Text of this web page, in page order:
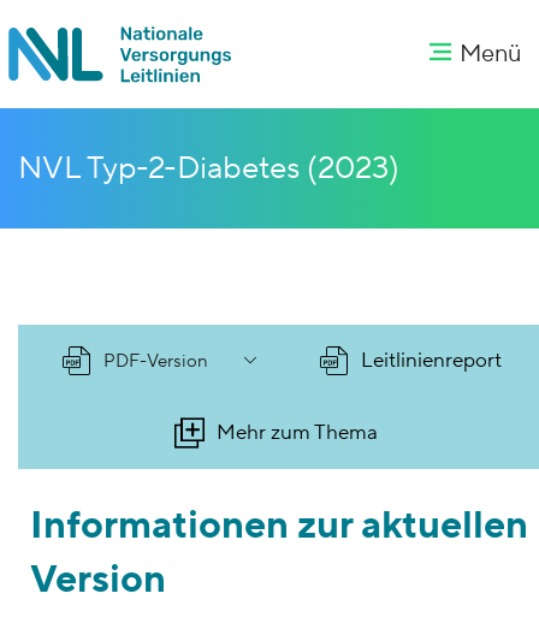
Menü
NVL Typ-2-Diabetes (2023)
PDF-Version Leitlinienreport
Mehr zum Thema
Informationen zur aktuellen
Version